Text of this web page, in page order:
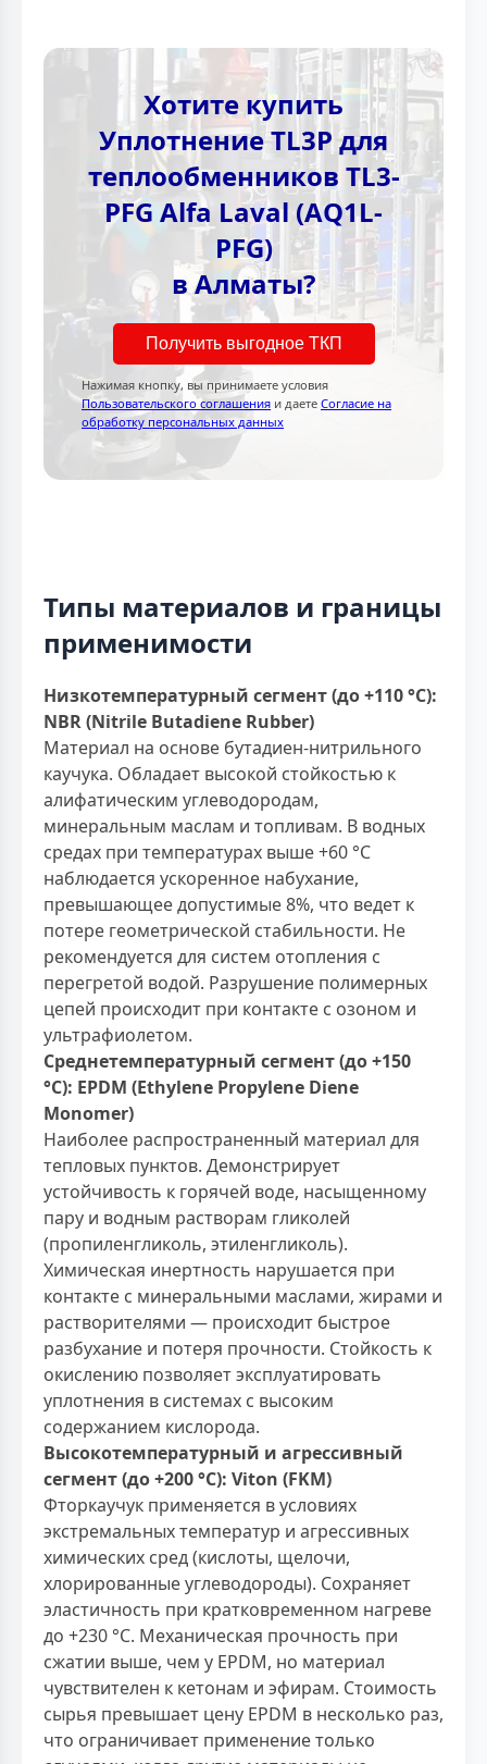
Хотите купить
Уплотнение TL3P для
теплообменников TL3-
PFG Alfa Laval (AQ1L-
PFG)
в Алматы?
Получить выгодное ТКП
Нажимая кнопку, вы принимаете условия
Пользовательского соглашения и даете Согласие на
обработку персональных данных
Типы материалов и границы
применимости
Низкотемпературный сегмент (до +110 °С):
NBR (Nitrile Butadiene Rubber)
Материал на основе бутадиен-нитрильного
каучука. Обладает высокой стойкостью к
алифатическим углеводородам,
минеральным маслам и топливам. В водных
средах при температурах выше +60 °С
наблюдается ускоренное набухание,
превышающее допустимые 8%, что ведет к
потере геометрической стабильности. Не
рекомендуется для систем отопления с
перегретой водой. Разрушение полимерных
цепей происходит при контакте с озоном и
ультрафиолетом.
Среднетемпературный сегмент (до +150
°С): EPDM (Ethylene Propylene Diene
Monomer)
Наиболее распространенный материал для
тепловых пунктов. Демонстрирует
устойчивость к горячей воде, насыщенному
пару и водным растворам гликолей
(пропиленгликоль, этиленгликоль).
Химическая инертность нарушается при
контакте с минеральными маслами, жирами и
растворителями — происходит быстрое
разбухание и потеря прочности. Стойкость к
окислению позволяет эксплуатировать
уплотнения в системах с высоким
содержанием кислорода.
Высокотемпературный и агрессивный
сегмент (до +200 °С): Viton (FKM)
Фторкаучук применяется в условиях
экстремальных температур и агрессивных
химических сред (кислоты, щелочи,
хлорированные углеводороды). Сохраняет
эластичность при кратковременном нагреве
до +230 °С. Механическая прочность при
сжатии выше, чем у EPDM, но материал
чувствителен к кетонам и эфирам. Стоимость
сырья превышает цену EPDM в несколько раз,
что ограничивает применение только